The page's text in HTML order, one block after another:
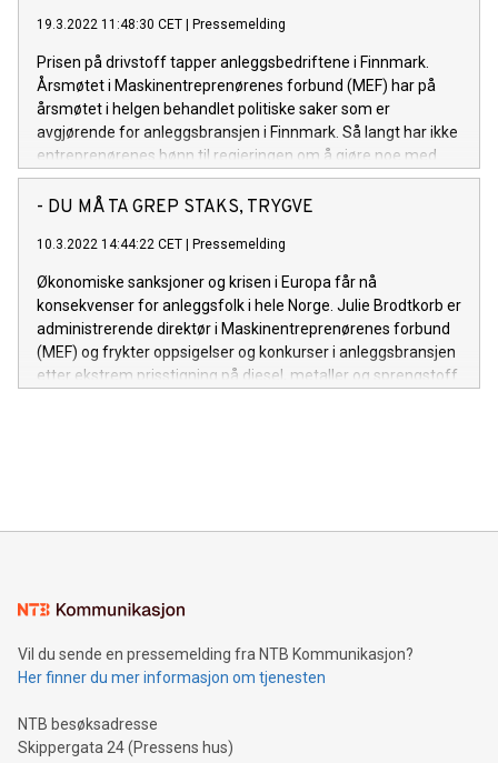
19.3.2022 11:48:30 CET | Pressemelding
Prisen på drivstoff tapper anleggsbedriftene i Finnmark.
Årsmøtet i Maskinentreprenørenes forbund (MEF) har på
årsmøtet i helgen behandlet politiske saker som er
avgjørende for anleggsbransjen i Finnmark. Så langt har ikke
entreprenørenes bønn til regjeringen om å gjøre noe med
kostnadene for drivstoff blitt hørt.
- DU MÅ TA GREP STAKS, TRYGVE
10.3.2022 14:44:22 CET | Pressemelding
Økonomiske sanksjoner og krisen i Europa får nå
konsekvenser for anleggsfolk i hele Norge. Julie Brodtkorb er
administrerende direktør i Maskinentreprenørenes forbund
(MEF) og frykter oppsigelser og konkurser i anleggsbransjen
etter ekstrem prisstigning på diesel, metaller og sprengstoff.
Vil du sende en pressemelding fra NTB Kommunikasjon?
Her finner du mer informasjon om tjenesten
NTB besøksadresse
Skippergata 24 (Pressens hus)